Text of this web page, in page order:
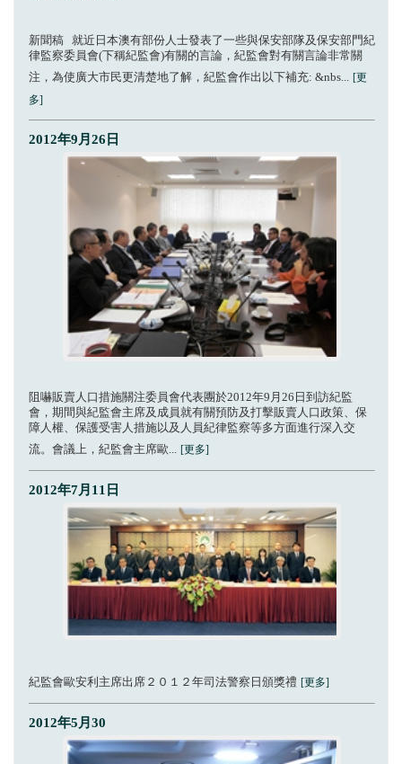
新聞稿 就近日本澳有部份人士發表了一些與保安部隊及保安部門紀
律監察委員會(下稱紀監會)有關的言論，紀監會對有關言論非常關
注，為使廣大市民更清楚地了解，紀監會作出以下補充: &nbs... [更
多]
2012年9月26日
阻嚇販賣人口措施關注委員會代表團於2012年9月26日到訪紀監
會，期間與紀監會主席及成員就有關預防及打擊販賣人口政策、保
障人權、保護受害人措施以及人員紀律監察等多方面進行深入交
流。會議上，紀監會主席歐... [更多]
2012年7月11日
紀監會歐安利主席出席２０１２年司法警察日頒獎禮 [更多]
2012年5月30